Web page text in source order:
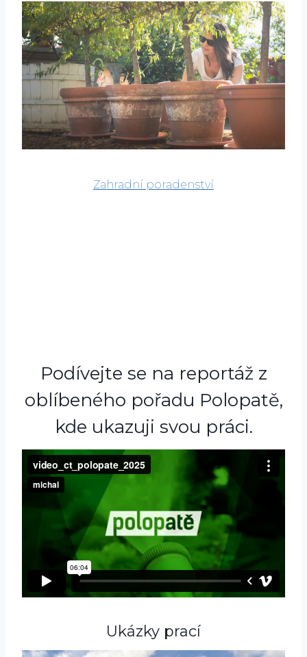
Zahradní poradenství
Podívejte se na reportáž z
oblíbeného pořadu Polopatě,
kde ukazuji svou práci.
Ukázky prací